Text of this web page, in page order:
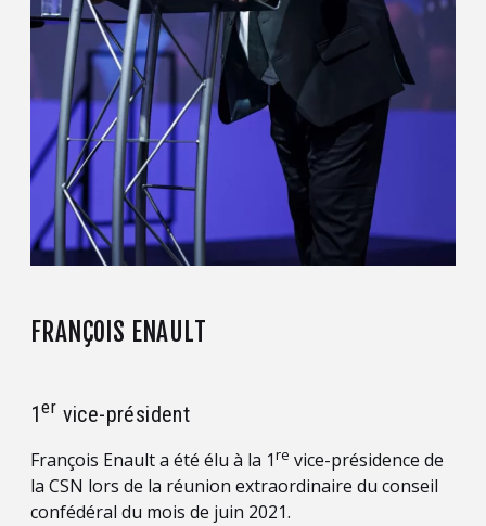
FRANÇOIS ENAULT
1er vice-président
François Enault a été élu à la 1re vice-présidence de
la CSN lors de la réunion extraordinaire du conseil
confédéral du mois de juin 2021.